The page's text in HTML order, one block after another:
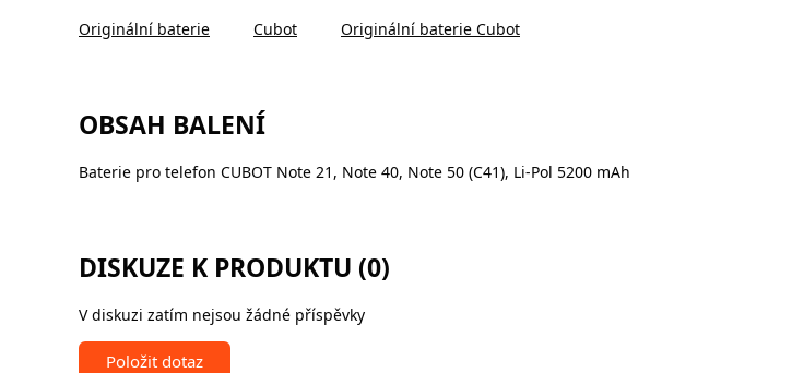
Originální baterie Cubot Originální baterie Cubot
OBSAH BALENÍ
Baterie pro telefon CUBOT Note 21, Note 40, Note 50 (C41), Li-Pol 5200 mAh
DISKUZE K PRODUKTU (0)
V diskuzi zatím nejsou žádné příspěvky
Položit dotaz